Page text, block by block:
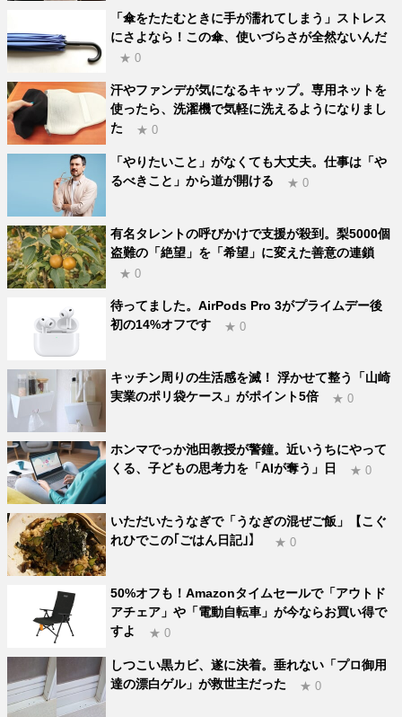
「傘をたたむときに手が濡れてしまう」ストレス
にさよなら！この傘、使いづらさが全然ないんだ
★ 0
汗やファンデが気になるキャップ。専用ネットを
使ったら、洗濯機で気軽に洗えるようになりまし
た
★ 0
「やりたいこと」がなくても大丈夫。仕事は「や
るべきこと」から道が開ける
★ 0
有名タレントの呼びかけで支援が殺到。梨5000個
盗難の「絶望」を「希望」に変えた善意の連鎖
★ 0
待ってました。AirPods Pro 3がプライムデー後
初の14%オフです
★ 0
キッチン周りの生活感を滅！ 浮かせて整う「山崎
実業のポリ袋ケース」がポイント5倍
★ 0
ホンマでっか池田教授が警鐘。近いうちにやって
くる、子どもの思考力を「AIが奪う」日
★ 0
いただいたうなぎで「うなぎの混ぜご飯」【こぐ
れひでこの｢ごはん日記｣】
★ 0
50%オフも！Amazonタイムセールで「アウトド
アチェア」や「電動自転車」が今ならお買い得で
すよ
★ 0
しつこい黒カビ、遂に決着。垂れない「プロ御用
達の漂白ゲル」が救世主だった
★ 0